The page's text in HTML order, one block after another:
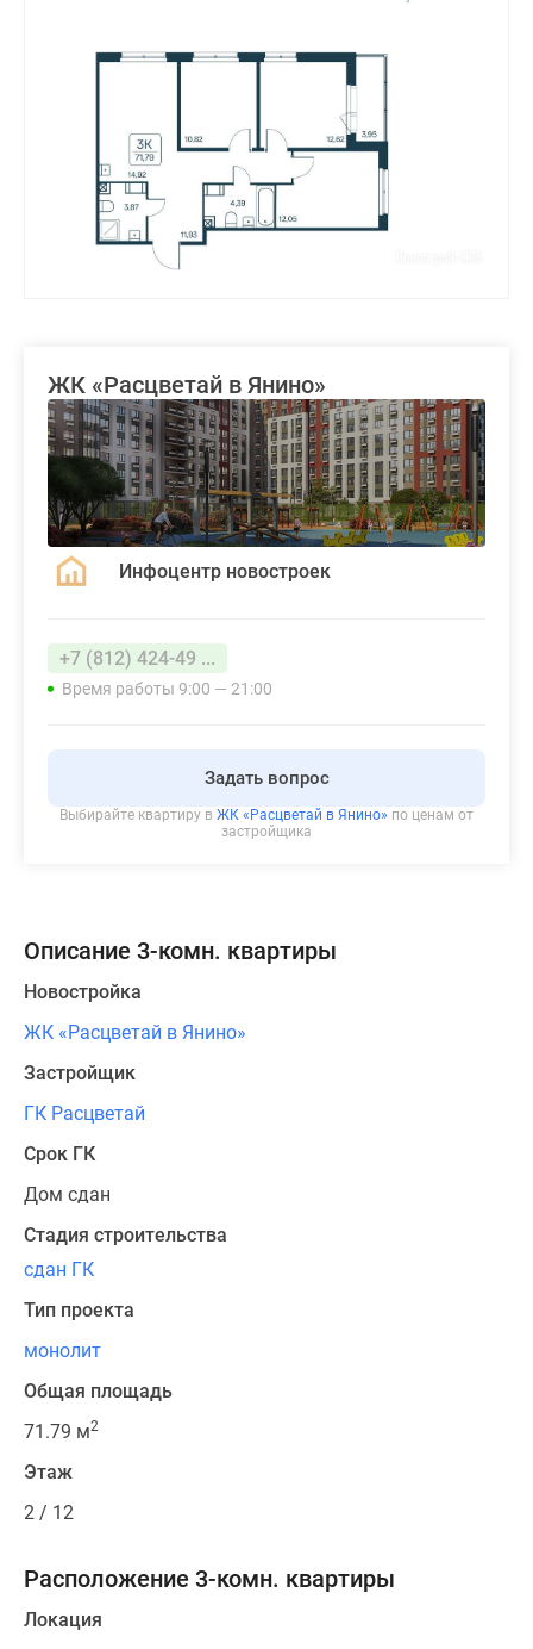
ЖК «Расцветай в Янино»
Инфоцентр новостроек
+7 (812) 424-49 ...
Время работы 9:00 — 21:00
Задать вопрос
Выбирайте квартиру в ЖК «Расцветай в Янино» по ценам от
застройщика
Описание 3-комн. квартиры
Новостройка
ЖК «Расцветай в Янино»
Застройщик
ГК Расцветай
Срок ГК
Дом сдан
Стадия строительства
сдан ГК
Тип проекта
монолит
Общая площадь
71.79 м2
Этаж
2 / 12
Расположение 3-комн. квартиры
Локация